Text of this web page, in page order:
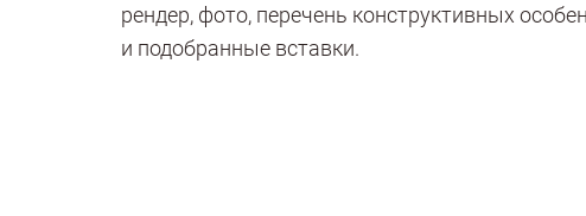
рендер, фото, перечень конструктивных
и подобранные вставки.